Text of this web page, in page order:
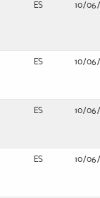
ES 10/
ES 10/
ES 10/
ES 10/